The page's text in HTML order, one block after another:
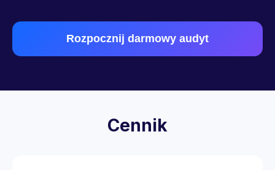
Rozpocznij darmowy audyt
Cennik